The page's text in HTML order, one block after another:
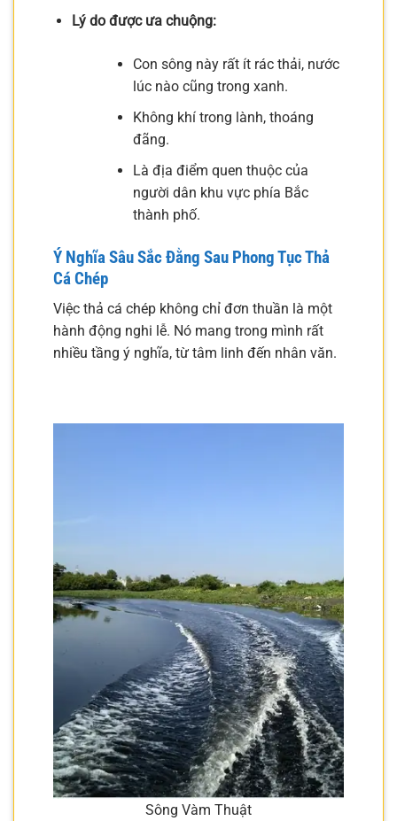
Lý do được ưa chuộng:
Con sông này rất ít rác thải, nước
lúc nào cũng trong xanh.
Không khí trong lành, thoáng
đãng.
Là địa điểm quen thuộc của
người dân khu vực phía Bắc
thành phố.
Ý Nghĩa Sâu Sắc Đằng Sau Phong Tục Thả
Cá Chép
Việc thả cá chép không chỉ đơn thuần là một
hành động nghi lễ. Nó mang trong mình rất
nhiều tầng ý nghĩa, từ tâm linh đến nhân văn.
Sông Vàm Thuật